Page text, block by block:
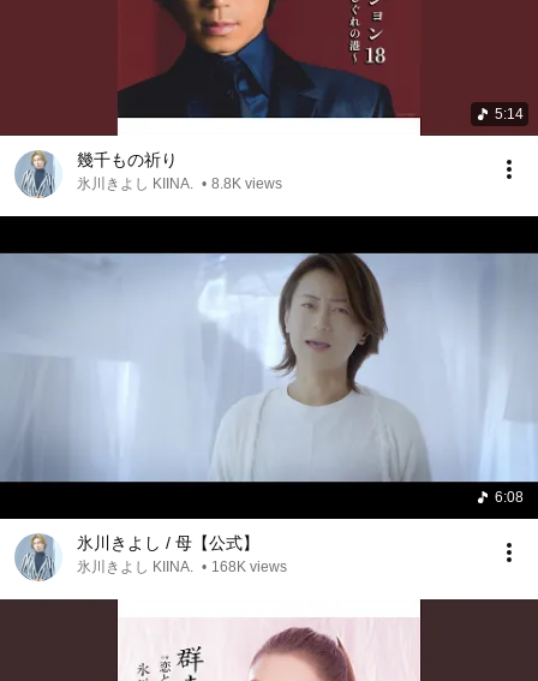
5:14
幾千もの祈り
氷川きよし KIINA. • 8.8K views
6:08
氷川きよし / 母【公式】
氷川きよし KIINA. • 168K views